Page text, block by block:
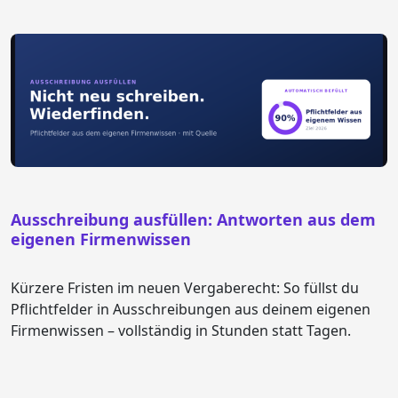
Ausschreibung ausfüllen: Antworten aus dem
eigenen Firmenwissen
Kürzere Fristen im neuen Vergaberecht: So füllst du
Pflichtfelder in Ausschreibungen aus deinem eigenen
Firmenwissen – vollständig in Stunden statt Tagen.